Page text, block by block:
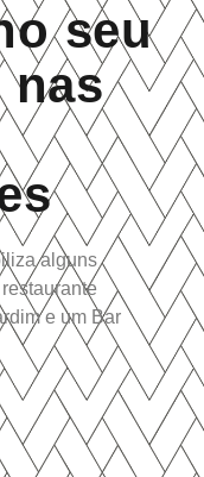
seu
nas
alguns
e um Bar